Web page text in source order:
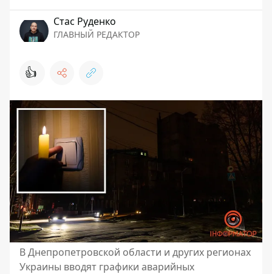
Стаc Руденко
ГЛАВНЫЙ РЕДАКТОР
👍
В Днепропетровской области и других регионах
Украины вводят графики аварийных